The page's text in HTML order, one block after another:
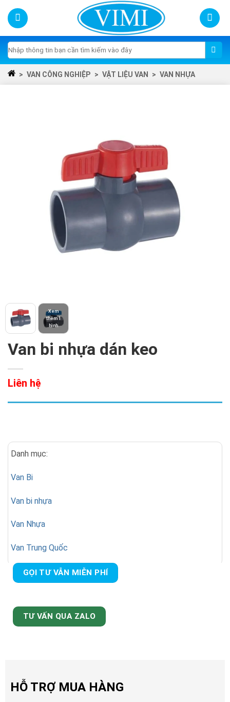
Skip
content
Tìm
kiếm:
> VAN CÔNG NGHIỆP > VẬT LIỆU VAN > VAN NHỰA
Xem
thêm 1
hình
Van bi nhựa dán keo
Liên hệ
Danh mục:
Van Bi
Van bi nhựa
Van Nhựa
Van Trung Quốc
GỌI TƯ VẪN MIỄN PHÍ
TƯ VẤN QUA ZALO
HỖ TRỢ MUA HÀNG